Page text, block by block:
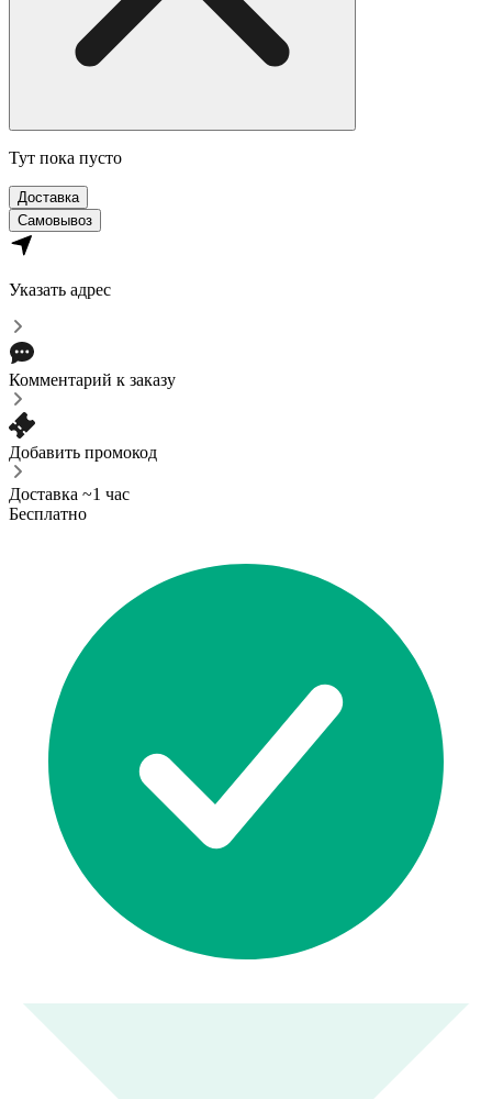
Тут пока пусто
Доставка
Самовывоз
Указать адрес
Комментарий к заказу
Добавить промокод
Доставка ~1 час
Бесплатно